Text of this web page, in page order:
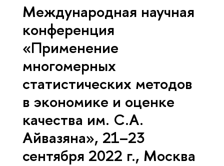
Международная научная
конференция
«Применение
многомерных
статистических методов
в экономике и оценке
качества им. С.А.
Айвазяна», 21–23
сентября 2022 г., Москва